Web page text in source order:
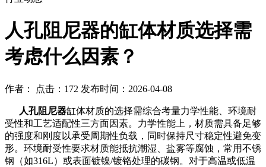
​人孔阻尼器的缸体材质选择需
考虑什么因素？
作者： 点击：172 发布时间：2026-04-08
人孔阻尼器缸体材质的选择需综合考量力学性能、环境耐
受性和工艺适配性三方面因素。力学性能上，材质需具备足够
的强度和刚度以承受周期性负载，同时保持尺寸稳定性避免变
形。环境耐受性要求材质能抵抗潮湿、盐雾等腐蚀，常用不锈
钢（如316L）或表面镀镍/镀铬处理的碳钢。对于高温或低温